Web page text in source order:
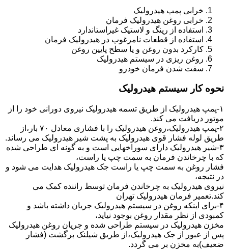
خرابی پمپ هیدرولیک
خرابی روغن هیدرولیک فرمان
استفاده از رینگ و لاستیک غیراستاندارد
استفاده از قطعات نامرغوب در هیدرولیک فرمان
کارکرد بدون روغن و یا سطح پایین روغن
روغن ریزی در سیستم هیدرولیک
سفت شدن فرمان خودرو
نحوه کار سیستم هیدرولیک
۱-پمپ هیدرولیک از طریق تسمه هیدرولیک نیروی دورانی خود را از
موتور دریافت می کند.
۲-پمپ هیدرولیک،روغن هیدرولیک را با فشاری معادل ۷۰ بار،از
طریق لوله فشار قوی هیدرولیک به پشت شیر هیدرولیک می رساند.
۳-شیر هیدرولیک دارای سوراخهایی است و به گونه ای طراحی شده
که با چرخاندن فرمان به سمت چپ یا راست،
فشار روغن به سمت چپ یا راست جک هیدرولیک هدایت می شود و
در نتیجه،
نیروی هیدرولیک به چرخاندن فرمان توسط راننده کمک می
کند.تعمیر فرمان هیدرولیک تهران
۴-برای اینکه روغن در سیستم هیدرولیک جریان داشته باشد و
کمبودی از نظر مقدار روغن بوجود نیاید،
مخزن هیدرولیک در سیستم طراحی شده و جریان روغن هیدرولیک
پس از عبور از جک هیدرولیک،از طریق شیلنک برگشت (فشار
ضعیف)به مخزن بر می گردد.